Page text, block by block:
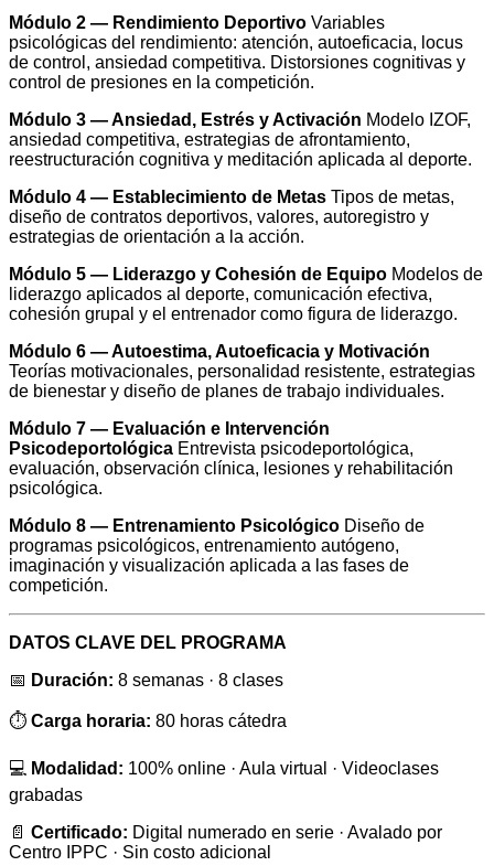
Módulo 2 — Rendimiento Deportivo Variables
psicológicas del rendimiento: atención, autoeficacia, locus
de control, ansiedad competitiva. Distorsiones cognitivas y
control de presiones en la competición.
Módulo 3 — Ansiedad, Estrés y Activación Modelo IZOF,
ansiedad competitiva, estrategias de afrontamiento,
reestructuración cognitiva y meditación aplicada al deporte.
Módulo 4 — Establecimiento de Metas Tipos de metas,
diseño de contratos deportivos, valores, autoregistro y
estrategias de orientación a la acción.
Módulo 5 — Liderazgo y Cohesión de Equipo Modelos de
liderazgo aplicados al deporte, comunicación efectiva,
cohesión grupal y el entrenador como figura de liderazgo.
Módulo 6 — Autoestima, Autoeficacia y Motivación
Teorías motivacionales, personalidad resistente, estrategias
de bienestar y diseño de planes de trabajo individuales.
Módulo 7 — Evaluación e Intervención
Psicodeportológica Entrevista psicodeportológica,
evaluación, observación clínica, lesiones y rehabilitación
psicológica.
Módulo 8 — Entrenamiento Psicológico Diseño de
programas psicológicos, entrenamiento autógeno,
imaginación y visualización aplicada a las fases de
competición.
DATOS CLAVE DEL PROGRAMA
📅 Duración: 8 semanas · 8 clases
⏱️ Carga horaria: 80 horas cátedra
💻 Modalidad: 100% online · Aula virtual · Videoclases
grabadas
📄 Certificado: Digital numerado en serie · Avalado por
Centro IPPC · Sin costo adicional